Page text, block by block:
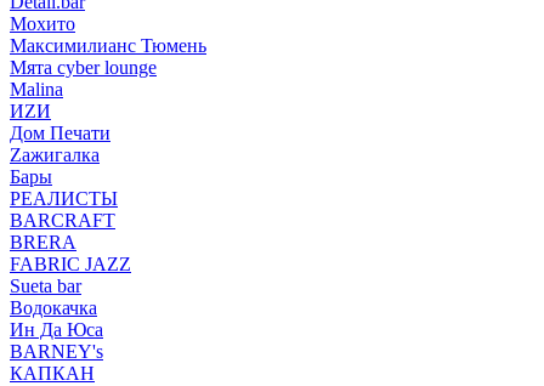
Мохито
Максимилианс Тюмень
Мята cyber lounge
Malina
ИZИ
Дом Печати
Zажигалка
Бары
РЕАЛИСТЫ
BARCRAFT
BRERA
FABRIC JAZZ
Sueta bar
Водокачка
Ин Да Юса
BARNEY's
КАПКАН